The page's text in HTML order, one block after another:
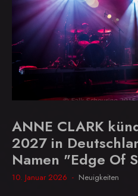
ANNE CLARK
2027 in
Namen "Edge Of
10. Januar 2026 Neuigkeiten